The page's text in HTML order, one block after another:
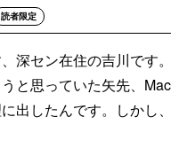
読者限定
深セン在住の吉川です
と思っていた矢先、
出したんです。しかし